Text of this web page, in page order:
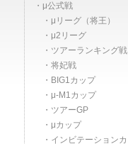
μ公式戦
μリーグ（将王）
μ2リーグ
ツアーランキング
将妃戦
BIG1カップ
μ-M1カップ
ツアーGP
μカップ
インビテーション